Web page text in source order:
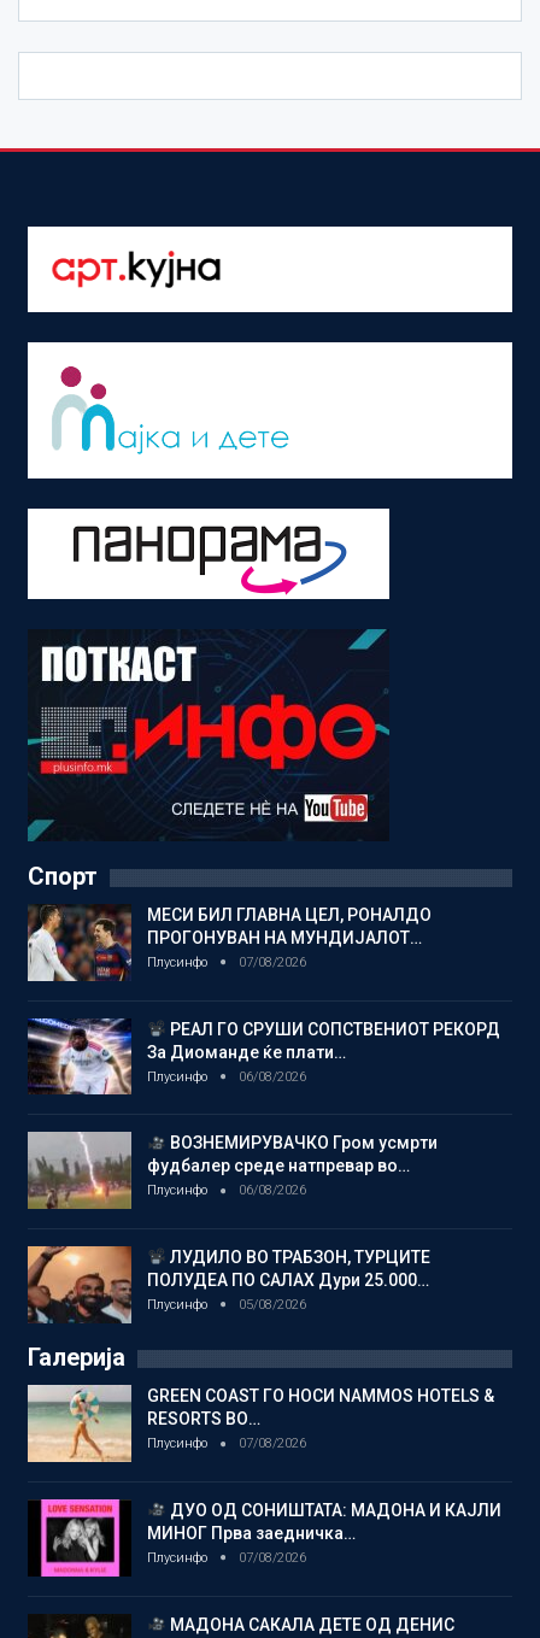
Спорт
МЕСИ БИЛ ГЛАВНА ЦЕЛ, РОНАЛДО
ПРОГОНУВАН НА МУНДИЈАЛОТ…
Плусинфо 07/08/2026
РЕАЛ ГО СРУШИ СОПСТВЕНИОТ РЕКОРД
За Диоманде ќе плати…
Плусинфо 06/08/2026
ВОЗНЕМИРУВАЧКО Гром усмрти
фудбалер среде натпревар во…
Плусинфо 06/08/2026
ЛУДИЛО ВО ТРАБЗОН, ТУРЦИТЕ
ПОЛУДЕА ПО САЛАХ Дури 25.000…
Плусинфо 05/08/2026
Галерија
GREEN COAST ГО НОСИ NAMMOS HOTELS &
RESORTS ВО…
Плусинфо 07/08/2026
ДУО ОД СОНИШТАТА: МАДОНА И КАЈЛИ
МИНОГ Прва заедничка…
Плусинфо 07/08/2026
МАДОНА САКАЛА ДЕТЕ ОД ДЕНИС